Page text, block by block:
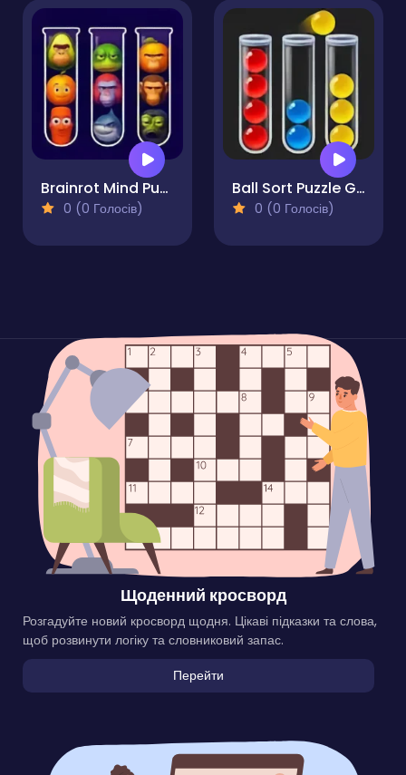
Brainrot Mind Puzzle Sort Challenge
0 (0 Голосів)
Ball Sort Puzzle Game
0 (0 Голосів)
Щоденний кросворд
Розгадуйте новий кросворд щодня. Цікаві підказки та слова,
щоб розвинути логіку та словниковий запас.
Перейти